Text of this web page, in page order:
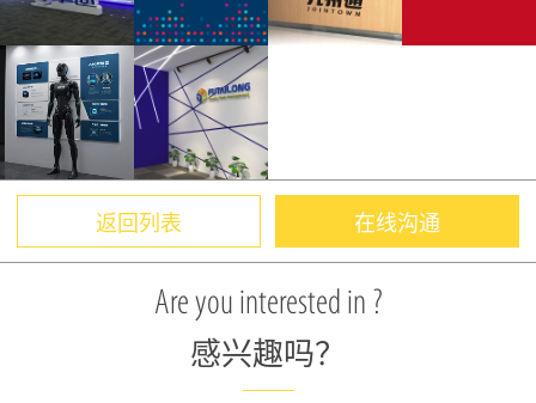
返回列表 在线沟通
Are you interested in ?
感兴趣吗？